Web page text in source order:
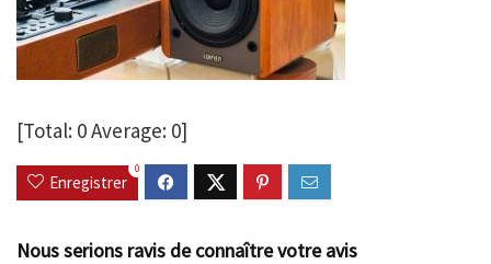
[Total: 0Average: 0]
Enregistrer
0
Nous serions ravis de connaître votre avis